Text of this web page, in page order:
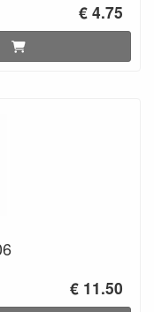
€ 4.75
€ 11.50